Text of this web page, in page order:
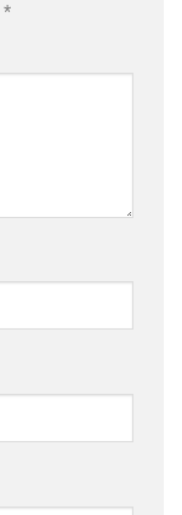
*